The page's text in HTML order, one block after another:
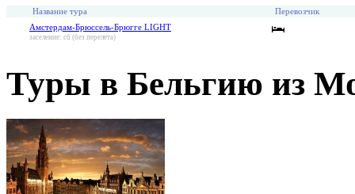
Название тура Перевозчик
Амстердам-Брюссель-Брюгге LIGHT
заселение: сб (без перелета)
Туры в Бельгию из